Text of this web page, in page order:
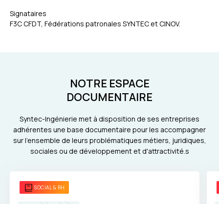
Signataires
F3C CFDT, Fédérations patronales SYNTEC et CINOV.
NOTRE ESPACE
DOCUMENTAIRE
Syntec-Ingénierie met à disposition de ses entreprises
adhérentes une base documentaire pour les accompagner
sur l'ensemble de leurs problématiques métiers, juridiques,
sociales ou de développement et d'attractivité.s
SOCIAL & RH